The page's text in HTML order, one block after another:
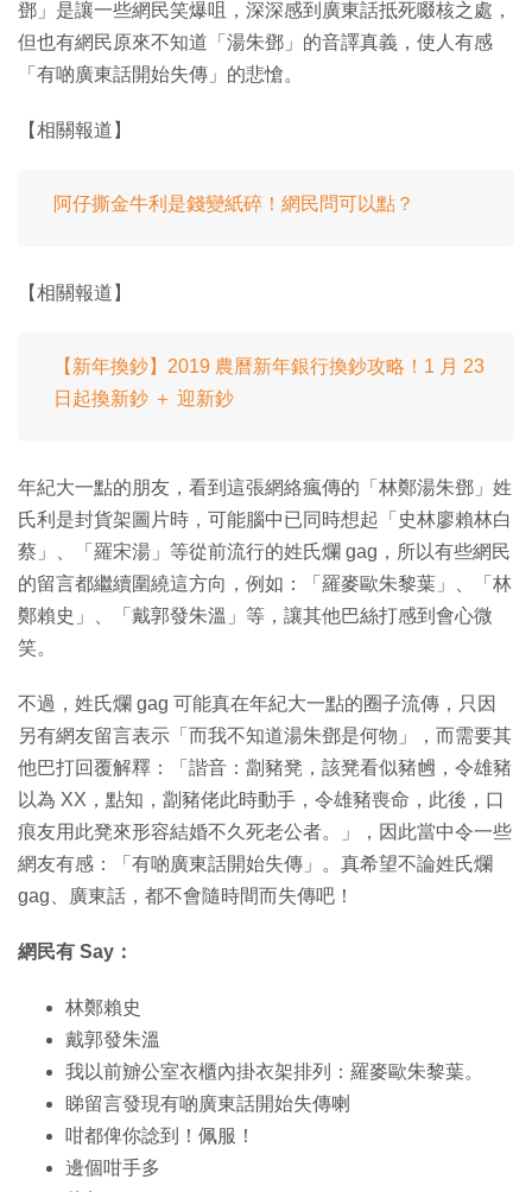
鄧」是讓一些網民笑爆咀，深深感到廣東話抵死啜核之處，
但也有網民原來不知道「湯朱鄧」的音譯真義，使人有感
「有啲廣東話開始失傳」的悲愴。
【相關報道】
阿仔撕金牛利是錢變紙碎！網民問可以點？
【相關報道】
【新年換鈔】2019 農曆新年銀行換鈔攻略！1 月 23
日起換新鈔 ＋ 迎新鈔
年紀大一點的朋友，看到這張網絡瘋傳的「林鄭湯朱鄧」姓
氏利是封貨架圖片時，可能腦中已同時想起「史林廖賴林白
蔡」、「羅宋湯」等從前流行的姓氏爛 gag，所以有些網民
的留言都繼續圍繞這方向，例如：「羅麥歐朱黎葉」、「林
鄭賴史」、「戴郭發朱溫」等，讓其他巴絲打感到會心微
笑。
不過，姓氏爛 gag 可能真在年紀大一點的圈子流傳，只因
另有網友留言表示「而我不知道湯朱鄧是何物」，而需要其
他巴打回覆解釋：「諧音：劏豬凳，該凳看似豬乸，令雄豬
以為 XX，點知，劏豬佬此時動手，令雄豬喪命，此後，口
痕友用此凳來形容結婚不久死老公者。」，因此當中令一些
網友有感：「有啲廣東話開始失傳」。真希望不論姓氏爛
gag、廣東話，都不會隨時間而失傳吧！
網民有 Say：
林鄭賴史
戴郭發朱溫
我以前辧公室衣櫃內掛衣架排列：羅麥歐朱黎葉。
睇留言發現有啲廣東話開始失傳喇
咁都俾你諗到！佩服！
邊個咁手多